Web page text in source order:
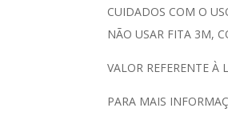
CUIDADOS COM O
NÃO USAR FITA 3M,
VALOR REFERENTE À
PARA MAIS